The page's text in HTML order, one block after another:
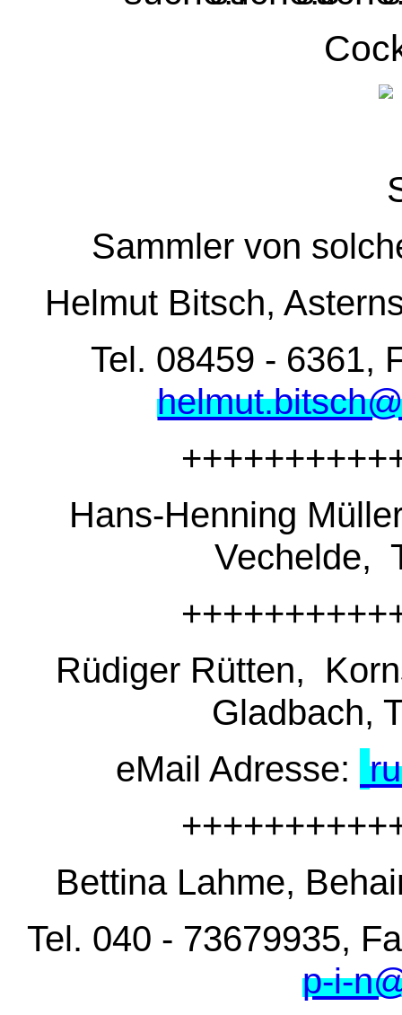
Sammler von
Helmut Bitsch,
Tel. 08459 - 6361,
Hans-Henning
Vechelde,
Rüdiger Rütten,
Gladbach,
eMail Adresse:
Bettina Lahme,
Tel. 040 - 73679935,
p-i-